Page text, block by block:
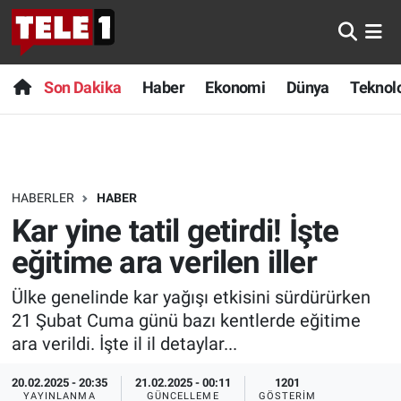
Son Dakika Haber Ekonomi Dünya
HABERLER HABER
Kar yine tatil getirdi! İşte
eğitime ara verilen iller
Ülke genelinde kar yağışı etkisini sürdürürken
21 Şubat Cuma günü bazı kentlerde eğitime
ara verildi. İşte il il detaylar...
20.02.2025 - 20:35
YAYINLANMA
21.02.2025 - 00:11
GÜNCELLEME
1201
GÖSTERIM
Anında Manşet
Başka Sohbetler
Bilim turu
Bilim ve Teknoloji Evreni
Doğa Konuşuyor
Dünya
Ege Saati
Son Dakika
Haber
Dünya
Teknoloji
Sağlık
Spor
Yayın Akışı
Nöbetçi Eczaneler
Hava Durumu
Trafik Durumu
Süper Lig Puan Durumu ve Fikstür
Tüm Manşetler
Son Dakika Haberleri
Haber Arşivi